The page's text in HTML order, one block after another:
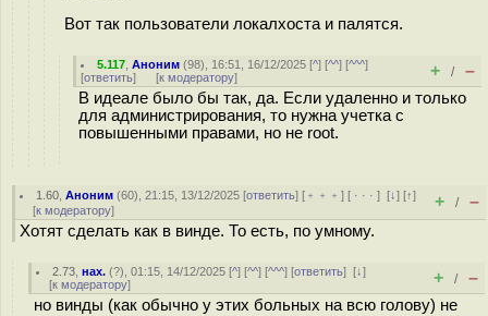
Вот так пользователи локалхоста и палятся.
5.117 ,Аноним (98), 16:51, 16/12/2025 [^] [^^] [^^^]
[ответить] [к модератору] + / –
В идеале было бы так, да. Если удаленно и только
для администрирования, то нужна учетка с
повышенными правами, но не root.
1.60 ,Аноним (60), 21:15, 13/12/2025 [ответить] [ ﹢﹢﹢] [ · · ·][↓] [↑]
[к модератору] + / –
Хотят сделать как в винде. То есть, по умному.
2.73 ,нах. (?), 01:15, 14/12/2025 [^] [^^] [^^^] [ответить][↓]
[к модератору] + / –
но винды (как обычно у этих больных на всю голову) не